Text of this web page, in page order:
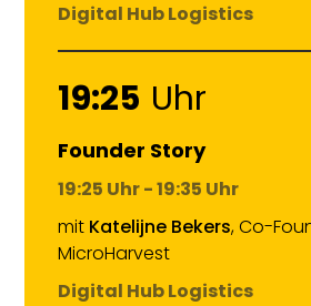
Digital Hub Logistics
19:25 Uhr
Founder Story
19:25 Uhr - 19:35 Uhr
mit Katelijne Bekers, Co-
MicroHarvest
Digital Hub Logistics